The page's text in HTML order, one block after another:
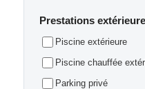
Prestations
Piscine extérieure
Piscine chauffée
Parking privé